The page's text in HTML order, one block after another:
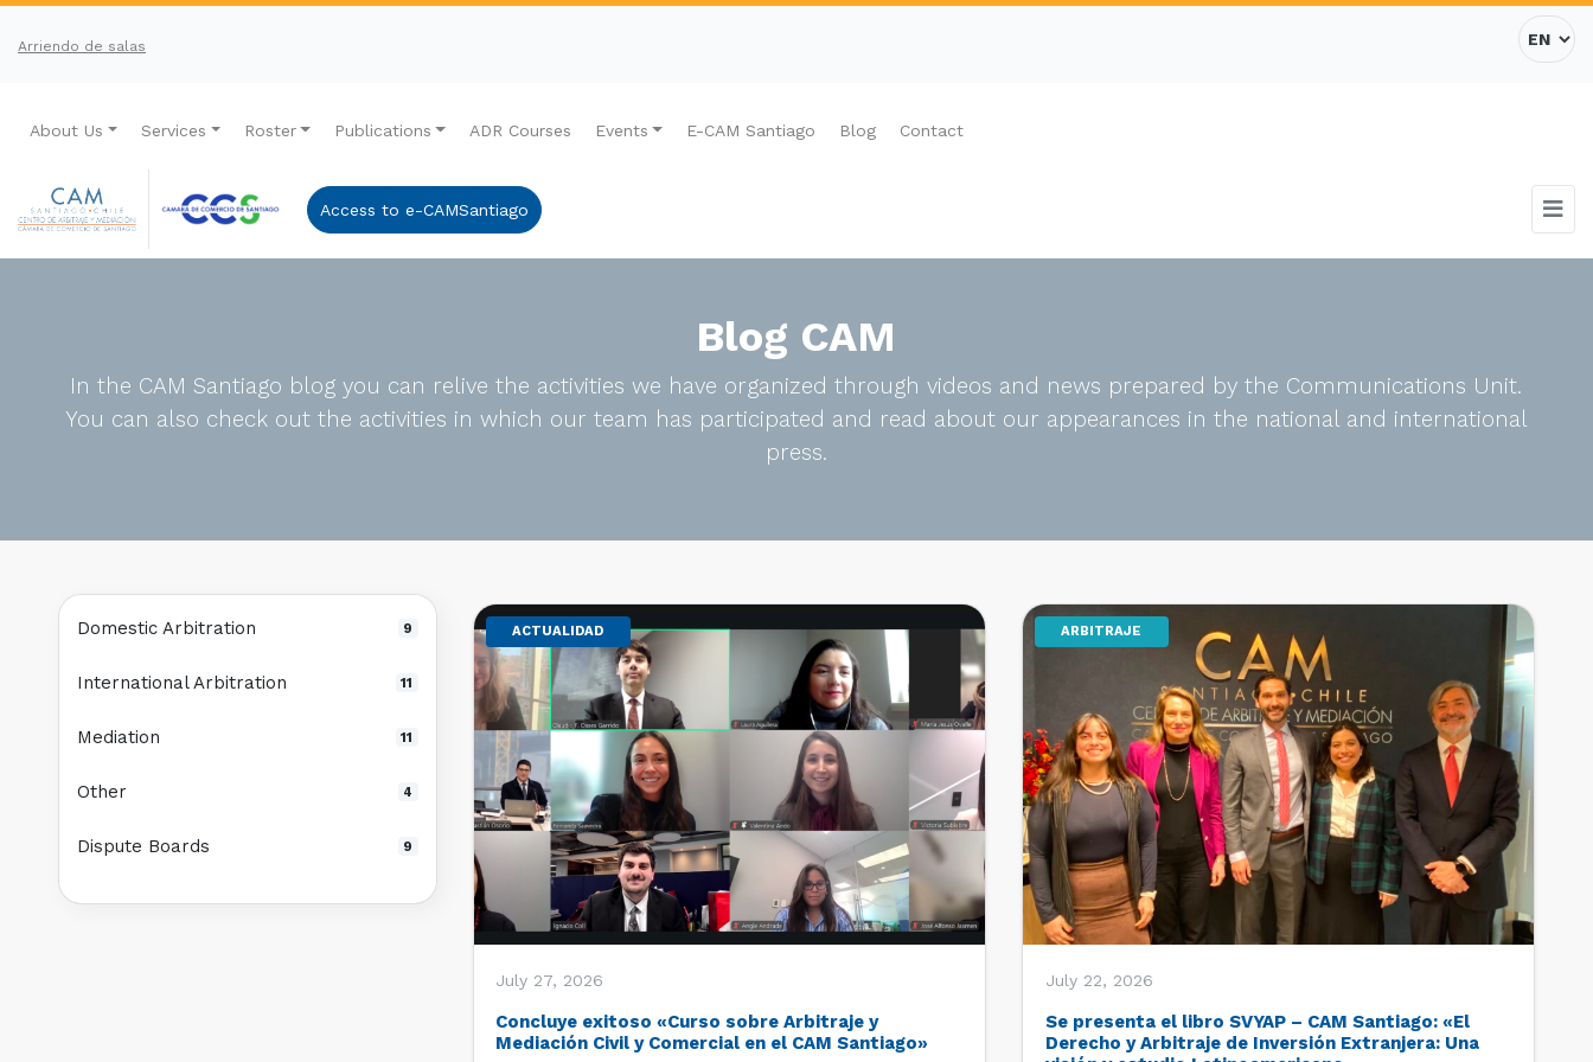
Arriendo de salas
About Us Services Roster Publications ADR Courses Events E-CAM Santiago Blog Contact
Access to e-CAMSantiago
Blog CAM
In the CAM Santiago blog you can relive the activities we have organized through videos and news prepared by the Communications Unit.
You can also check out the activities in which our team has participated and read about our appearances in the national and international
press.
ACTUALIDAD
July 27, 2026
Concluye exitoso «Curso sobre Arbitraje y
Mediación Civil y Comercial en el CAM Santiago»
ARBITRAJE
July 22, 2026
Se presenta el libro SVYAP – CAM Santiago: «El
Derecho y Arbitraje de Inversión Extranjera: Una
Domestic Arbitration 9
International Arbitration 11
Mediation 11
Other 4
Dispute Boards 9